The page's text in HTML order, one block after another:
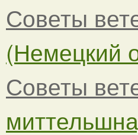
Советы
(Немецкий
Советы